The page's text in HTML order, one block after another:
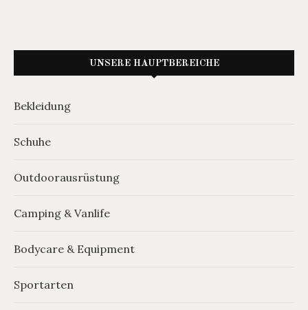
UNSERE HAUPTBEREICHE
Bekleidung
Schuhe
Outdoorausrüstung
Camping & Vanlife
Bodycare & Equipment
Sportarten